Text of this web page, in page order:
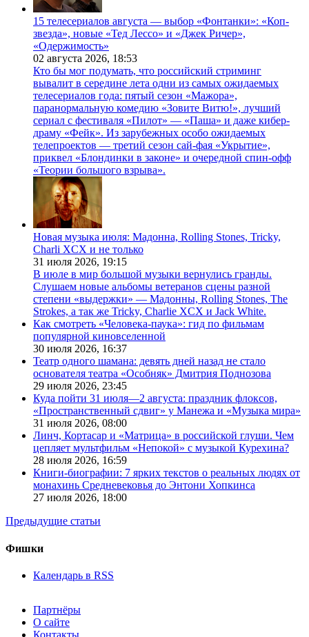
15 телесериалов августа — выбор «Фонтанки»: «Коп-
звезда», новые «Тед Лессо» и «Джек Ричер»,
«Одержимость»
02 августа 2026, 18:53
Кто бы мог подумать, что российский стриминг
вывалит в середине лета одни из самых ожидаемых
телесериалов года: пятый сезон «Мажора»,
паранормальную комедию «Зовите Витю!», лучший
сериал с фестиваля «Пилот» — «Паша» и даже кибер-
драму «Фейк». Из зарубежных особо ожидаемых
телепроектов — третий сезон сай-фая «Укрытие»,
приквел «Блондинки в законе» и очередной спин-офф
«Теории большого взрыва».
Новая музыка июля: Мадонна, Rolling Stones, Tricky,
Charli XCX и не только
31 июля 2026, 19:15
В июле в мир большой музыки вернулись гранды.
Слушаем новые альбомы ветеранов сцены разной
степени «выдержки» — Мадонны, Rolling Stones, The
Strokes, а так же Tricky, Charlie XCX и Jack White.
Как смотреть «Человека-паука»: гид по фильмам
популярной киновселенной
30 июля 2026, 16:37
Театр одного шамана: девять дней назад не стало
основателя театра «Особняк» Дмитрия Поднозова
29 июля 2026, 23:45
Куда пойти 31 июля—2 августа: праздник флоксов,
«Пространственный сдвиг» у Манежа и «Музыка мира»
31 июля 2026, 08:00
Линч, Кортасар и «Матрица» в российской глуши. Чем
цепляет мультфильм «Непокой» с музыкой Курехина?
28 июля 2026, 16:59
Книги-биографии: 7 ярких текстов о реальных людях от
монахинь Средневековья до Энтони Хопкинса
27 июля 2026, 18:00
Предыдущие статьи
Фишки
Календарь в RSS
Партнёры
О сайте
Контакты